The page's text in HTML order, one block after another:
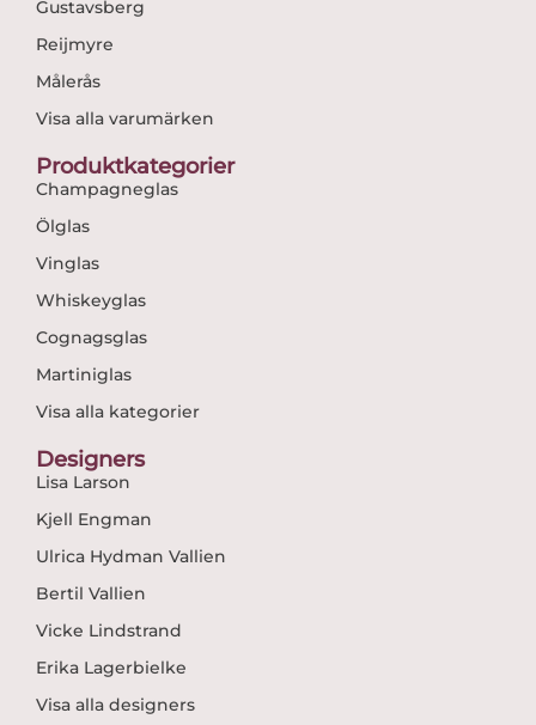
Gustavsberg
Reijmyre
Målerås
Visa alla varumärken
Produktkategorier
Champagneglas
Ölglas
Vinglas
Whiskeyglas
Cognagsglas
Martiniglas
Visa alla kategorier
Designers
Lisa Larson
Kjell Engman
Ulrica Hydman Vallien
Bertil Vallien
Vicke Lindstrand
Erika Lagerbielke
Visa alla designers